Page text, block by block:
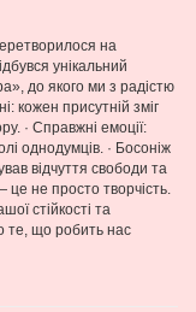
на
унікальний
до якого ми з радістю
кожен присутній зміг
· Справжні емоції:
однодумців. · Босоніж
відчуття свободи та
це не просто творчість.
стійкості та
те, що робить нас